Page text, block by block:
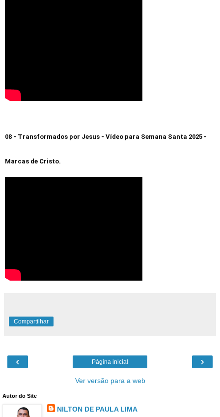
08 - Transformados por Jesus - Vídeo para Semana Santa 2025 -
Marcas de Cristo.
Compartilhar
‹ ›
Página inicial
Ver versão para a web
Autor do Site
NILTON DE PAULA LIMA